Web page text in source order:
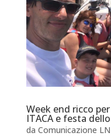
Week end ricco
ITACA e festa
da Comunicazione